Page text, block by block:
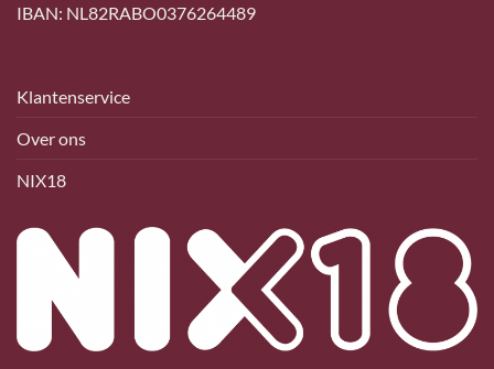
IBAN: NL82RABO0376264489
Klantenservice
Over ons
NIX18